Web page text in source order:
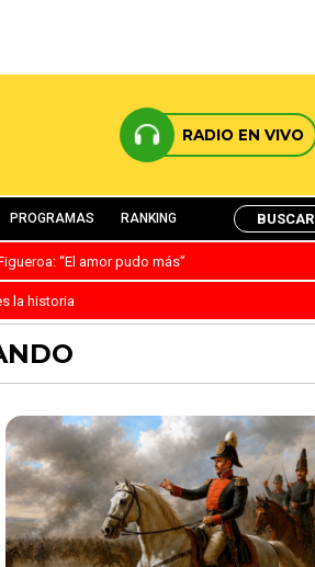
RADIO EN VIVO
PROGRAMAS RANKING BUSCAR
“El amor pudo más”
la historia